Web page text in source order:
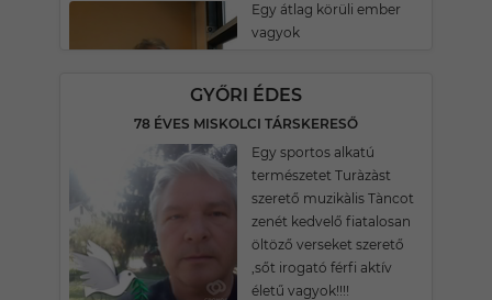
Egy átlag körüli ember
vagyok
GYŐRI ÉDES
78 ÉVES MISKOLCI TÁRSKERESŐ
Egy sportos alkatú
természetet Turàzàst
szerető muzikàlis Tàncot
zenét kedvelő fiatalosan
öltöző verseket szerető
,sőt irogató férfi aktív
életű vagyok!!!!